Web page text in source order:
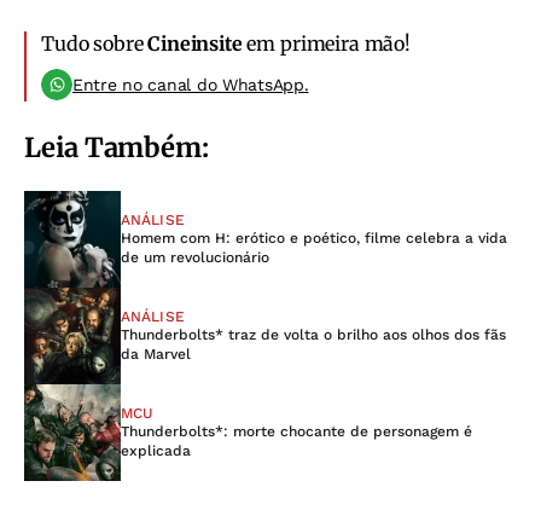
Tudo sobreCineinsiteem primeira mão!
Entre no canal do WhatsApp.
Leia Também:
ANÁLISE
Homem com H: erótico e poético, filme celebra a vida
de um revolucionário
ANÁLISE
Thunderbolts* traz de volta o brilho aos olhos dos fãs
da Marvel
MCU
Thunderbolts*: morte chocante de personagem é
explicada